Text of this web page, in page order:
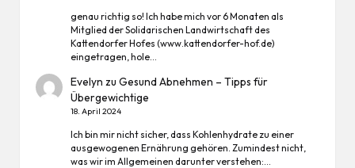
genau richtig so! Ich habe mich vor 6 Monaten als
Mitglied der Solidarischen Landwirtschaft des
Kattendorfer Hofes (www.kattendorfer-hof.de)
eingetragen, hole…
Evelyn zuGesund Abnehmen – Tipps für
Übergewichtige
18. April 2024
Ich bin mir nicht sicher, dass Kohlenhydrate zu einer
ausgewogenen Ernährung gehören. Zumindest nicht,
was wir im Allgemeinen darunter verstehen:…